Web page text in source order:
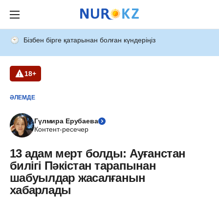
Бізбен бірге қатарынан болған күндеріңіз
18+
ӘЛЕМДЕ
Гүлмира Ерубаева
Контент-ресечер
13 адам мерт болды: Ауғанстан
билігі Пәкістан тарапынан
шабуылдар жасалғанын
хабарлады